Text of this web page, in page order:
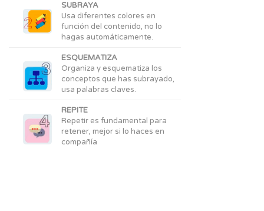
SUBRAYA
Usa diferentes colores en
función del contenido, no lo
hagas automáticamente.
ESQUEMATIZA
Organiza y esquematiza los
conceptos que has subrayado,
usa palabras claves.
REPITE
Repetir es fundamental para
retener, mejor si lo haces en
compañía